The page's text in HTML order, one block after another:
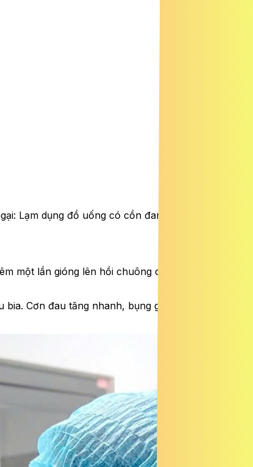
Lạm dụng đồ uống có cồn đang âm thầm đẩy
một lần gióng lên hồi chuông cảnh báo về hệ lụy
Cơn đau tăng nhanh, bụng gồng cứng – dấu